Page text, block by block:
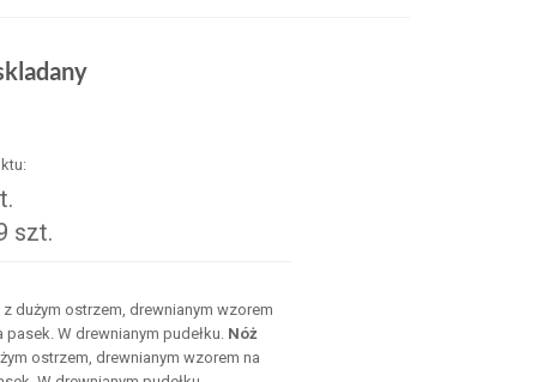
szt.
z dużym ostrzem, drewnianym wzorem
W drewnianym pudełku. Nóż
ostrzem, drewnianym wzorem na